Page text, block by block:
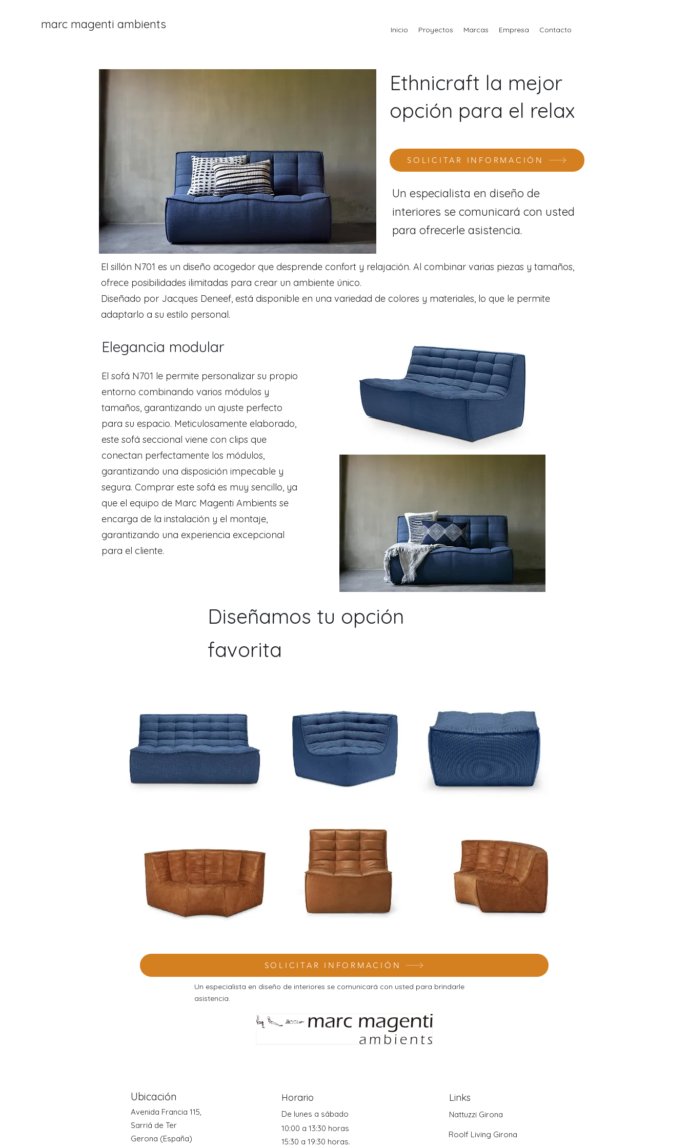
marc magenti ambients Inicio Proyectos Marcas Empresa Contacto
Ethnicraft la mejor
opción para el relax
SOLICITAR INFORMACIÓN
Un especialista en diseño de
interiores se comunicará con usted
para ofrecerle asistencia.
El sillón N701 es un diseño acogedor que desprende confort y relajación. Al combinar varias piezas y tamaños,
ofrece posibilidades ilimitadas para crear un ambiente único.
Diseñado por Jacques Deneef, está disponible en una variedad de colores y materiales, lo que le permite
adaptarlo a su estilo personal.
Elegancia modular
El sofá N701 le permite personalizar su propio
entorno combinando varios módulos y
tamaños, garantizando un ajuste perfecto
para su espacio. Meticulosamente elaborado,
este sofá seccional viene con clips que
conectan perfectamente los módulos,
garantizando una disposición impecable y
segura. Comprar este sofá es muy sencillo, ya
que el equipo de Marc Magenti Ambients se
encarga de la instalación y el montaje,
garantizando una experiencia excepcional
para el cliente.
Diseñamos tu opción
favorita
SOLICITAR INFORMACIÓN
Un especialista en diseño de interiores se comunicará con usted para brindarle
asistencia.
Ubicación
Avenida Francia 115,
Sarriá de Ter
Gerona (España)
Horario
De lunes a sábado
10:00 a 13:30 horas
15:30 a 19:30 horas.
Links
Nattuzzi Girona
Roolf Living Girona